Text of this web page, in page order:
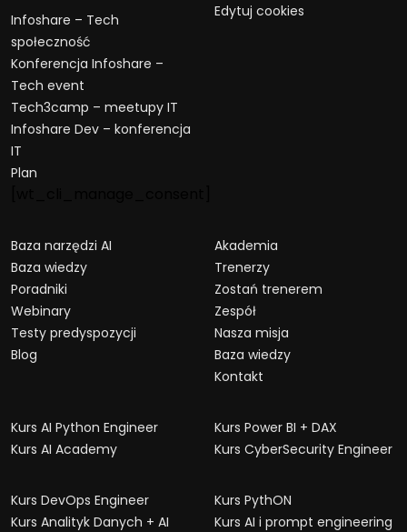
Infoshare – Tech
społeczność
Konferencja Infoshare –
Tech event
Tech3camp – meetupy IT
Infoshare Dev – konferencja
IT
Plan
Edytuj cookies
Baza narzędzi AI
Baza wiedzy
Poradniki
Webinary
Testy predyspozycji
Blog
Akademia
Trenerzy
Zostań trenerem
Zespół
Nasza misja
Baza wiedzy
Kontakt
Kurs AI Python Engineer
Kurs AI Academy
Kurs Power BI + DAX
Kurs CyberSecurity Engineer
Kurs DevOps Engineer
Kurs Analityk Danych + AI
Kurs PythON
Kurs AI i prompt engineering